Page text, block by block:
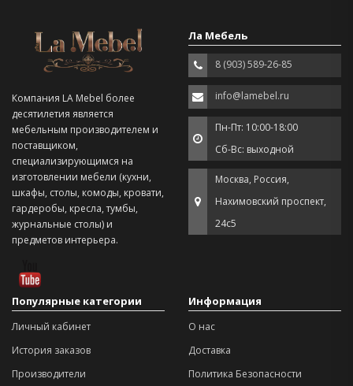
Компания LA Mebel более
десятилетия является
мебельным производителем и
поставщиком,
специализирующимся на
изготовлении мебели (кухни,
шкафы, столы, комоды, кровати,
гардеробы, кресла, тумбы,
журнальные столы) и
предметов интерьера.
Ла Мебель
8 (903) 589-26-85
info@lamebel.ru
Пн-Пт: 10:00-18:00
Сб-Вс: выходной
Москва, Россия,
Нахимовский проспект,
24с5
Популярные категории
Личный кабинет
История заказов
Производители
Информация
О нас
Доставка
Политика Безопасности